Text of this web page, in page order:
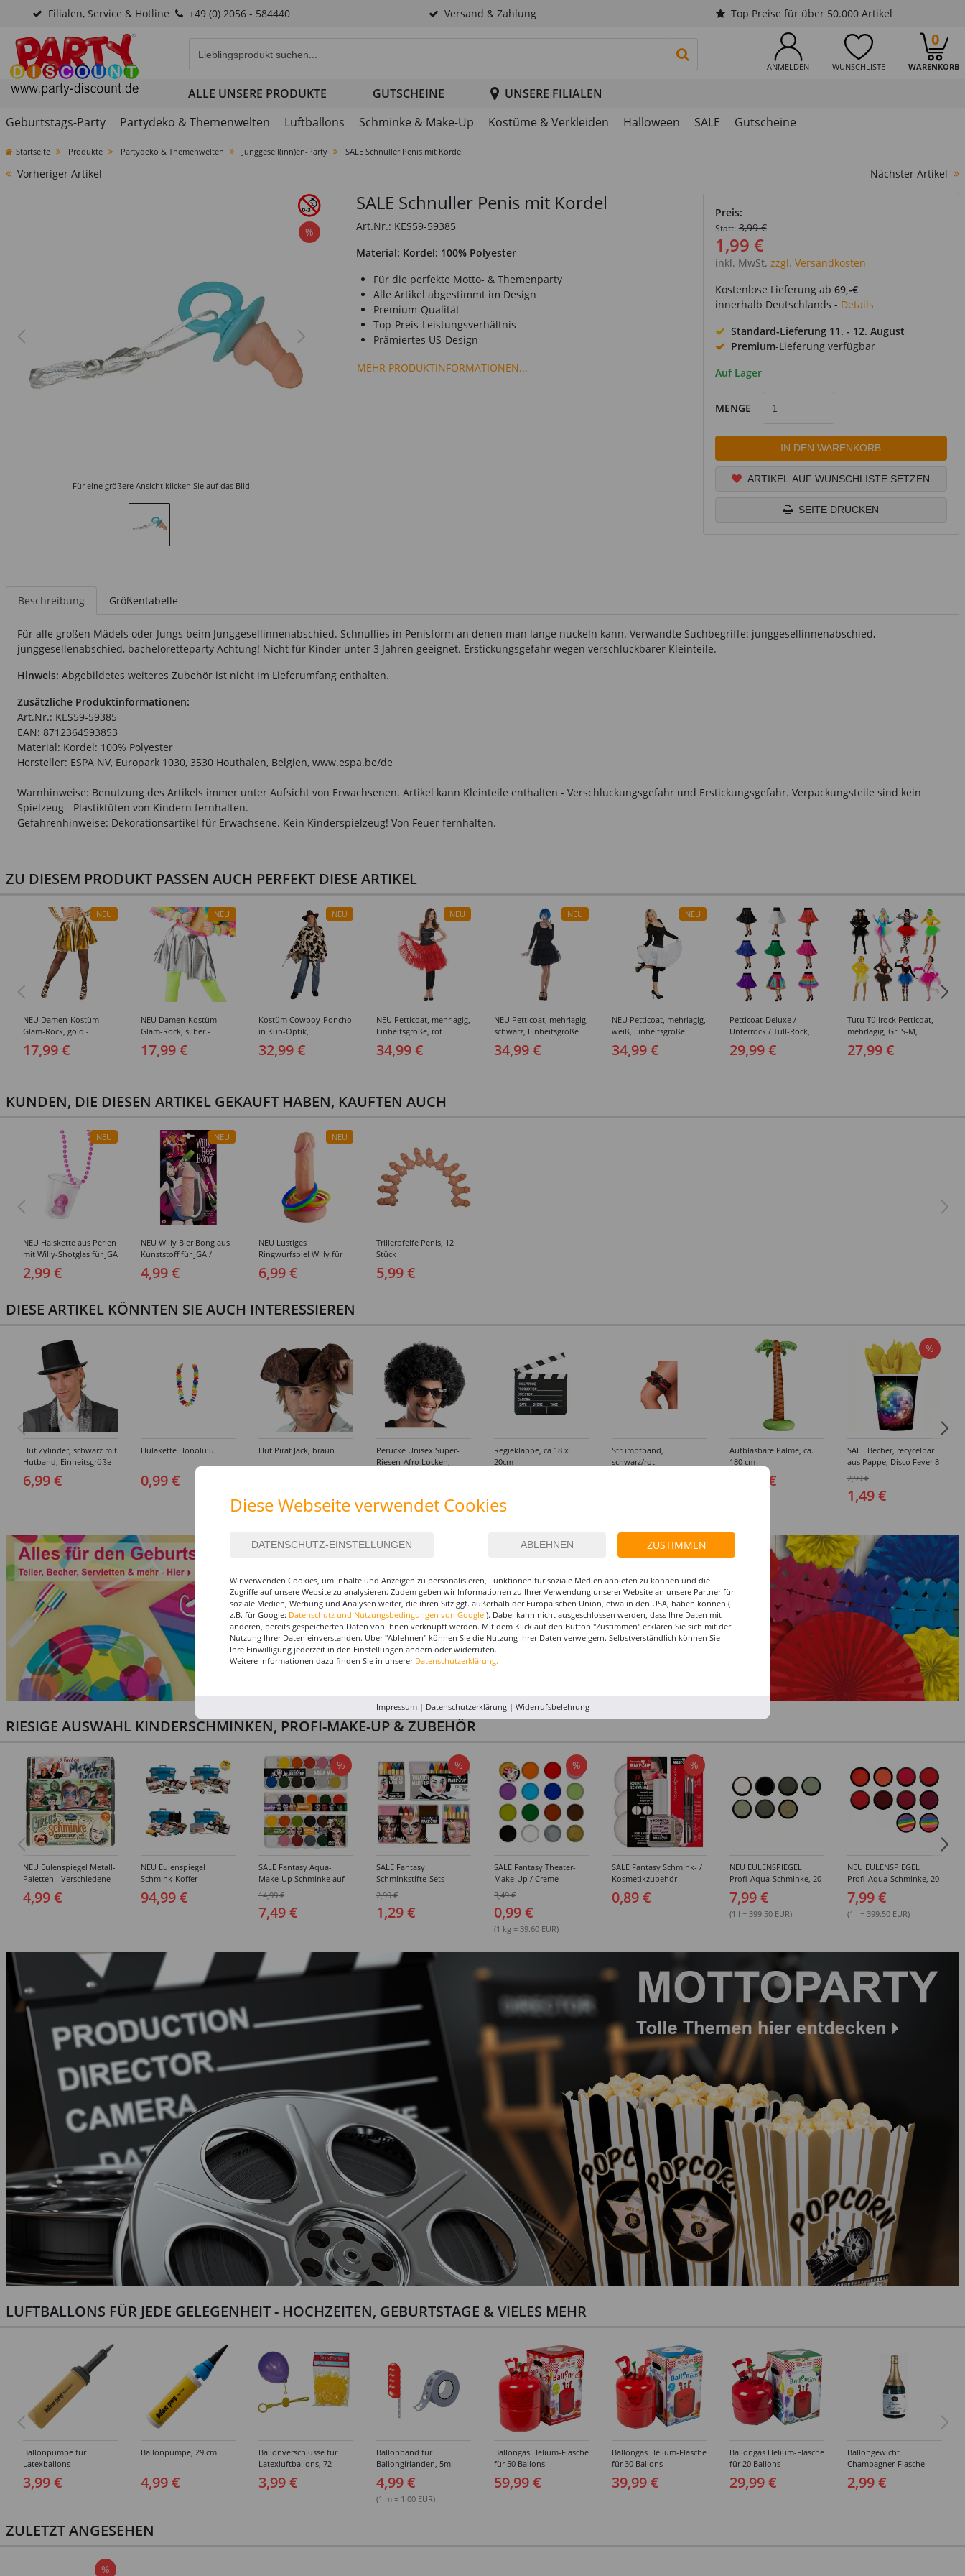
Filialen, Service & Hotline +49 (0) 2056 - 584440 Versand & Zahlung Top Preise für über 50.000 Artikel
ANMELDEN WUNSCHLISTE WARENKORB
0
PRODUKTSUCHE STARTEN
ALLE UNSERE PRODUKTE GUTSCHEINE
UNSERE FILIALEN
Geburtstags-Party
Partydeko & Themenwelten Luftballons Schminke & Make-Up Kostüme & Verkleiden Halloween SALE Gutscheine
Startseite Produkte Partydeko & Themenwelten Junggesell(inn)en-Party SALE Schnuller Penis mit Kordel
Vorheriger Artikel Nächster Artikel
%
Für eine größere Ansicht klicken Sie auf das Bild
SALE Schnuller Penis mit Kordel
Art.Nr.: KES59-59385
Material: Kordel: 100% Polyester
Für die perfekte Motto- & Themenparty
Alle Artikel abgestimmt im Design
Premium-Qualität
Top-Preis-Leistungsverhältnis
Prämiertes US-Design
MEHR PRODUKTINFORMATIONEN...
Preis:
Statt: 3,99 €
1,99 €
inkl. MwSt. zzgl. Versandkosten
Kostenlose Lieferung ab 69,-€
innerhalb Deutschlands - Details
Standard-Lieferung 11. - 12. August
Premium-Lieferung verfügbar
Auf Lager
MENGE
IN DEN WARENKORB
ARTIKEL AUF WUNSCHLISTE SETZEN
SEITE DRUCKEN
Beschreibung Größentabelle
Für alle großen Mädels oder Jungs beim Junggesellinnenabschied. Schnullies in Penisform an denen man lange nuckeln kann. Verwandte Suchbegriffe: junggesellinnenabschied,
junggesellenabschied, bacheloretteparty Achtung! Nicht für Kinder unter 3 Jahren geeignet. Erstickungsgefahr wegen verschluckbarer Kleinteile.
Hinweis: Abgebildetes weiteres Zubehör ist nicht im Lieferumfang enthalten.
Zusätzliche Produktinformationen:
Art.Nr.: KES59-59385
EAN: 8712364593853
Material: Kordel: 100% Polyester
Hersteller: ESPA NV, Europark 1030, 3530 Houthalen, Belgien, www.espa.be/de
Warnhinweise: Benutzung des Artikels immer unter Aufsicht von Erwachsenen. Artikel kann Kleinteile enthalten - Verschluckungsgefahr und Erstickungsgefahr. Verpackungsteile sind kein
Spielzeug - Plastiktüten von Kindern fernhalten.
Gefahrenhinweise: Dekorationsartikel für Erwachsene. Kein Kinderspielzeug! Von Feuer fernhalten.
ZU DIESEM PRODUKT PASSEN AUCH PERFEKT DIESE ARTIKEL
NEU
NEU Damen-Kostüm
Glam-Rock, gold -
verschiedene Größen (S-
XL)
17,99 €
NEU
NEU Damen-Kostüm
Glam-Rock, silber -
verschiedene Größen (S-
XL)
17,99 €
NEU
Kostüm Cowboy-Poncho
in Kuh-Optik,
Einheitsgröße
32,99 €
NEU
NEU Petticoat, mehrlagig,
Einheitsgröße, rot
34,99 €
NEU
NEU Petticoat, mehrlagig,
schwarz, Einheitsgröße
34,99 €
NEU
NEU Petticoat, mehrlagig,
weiß, Einheitsgröße
34,99 €
Petticoat-Deluxe /
Unterrock / Tüll-Rock,
mehrlagig, knielang -
Verschiedene Farben
29,99 €
Tutu Tüllrock Petticoat,
mehrlagig, Gr. S-M,
verschiedene Farben
27,99 €
KUNDEN, DIE DIESEN ARTIKEL GEKAUFT HABEN, KAUFTEN AUCH
NEU
NEU Halskette aus Perlen
mit Willy-Shotglas für JGA
/ Junggesellen-
gesellinnen-Abschied
2,99 €
NEU
NEU Willy Bier Bong aus
Kunststoff für JGA /
Junggesellen-gesellinnen-
Abschied
4,99 €
NEU
NEU Lustiges
Ringwurfspiel Willy für
JGA / Junggesellen-
gesellinnen-Abschied
6,99 €
Trillerpfeife Penis, 12
Stück
5,99 €
DIESE ARTIKEL KÖNNTEN SIE AUCH INTERESSIEREN
Hut Zylinder, schwarz mit
Hutband, Einheitsgröße
6,99 €
Hulakette Honolulu
0,99 €
Hut Pirat Jack, braun
Perücke Unisex Super-
Riesen-Afro Locken,
Regieklappe, ca 18 x
20cm
Strumpfband,
schwarz/rot
Aufblasbare Palme, ca.
180 cm
18,99 €
%
SALE Becher, recycelbar
aus Pappe, Disco Fever 8
Stk. 266 ml
2,99 €
1,49 €
RIESIGE AUSWAHL KINDERSCHMINKEN, PROFI-MAKE-UP & ZUBEHÖR
NEU Eulenspiegel Metall-
Paletten - Verschiedene
4,99 €
NEU Eulenspiegel
Schmink-Koffer -
Ausführungen
94,99 €
%
SALE Fantasy Aqua-
Make-Up Schminke auf
Paletten - Verschiedene
Ausführungen
14,99 €
7,49 €
%
SALE Fantasy
Schminkstifte-Sets -
Ausführungen
2,99 €
1,29 €
%
SALE Fantasy Theater-
Make-Up / Creme-
25g - Verschiedene
Karnevalsfarben
3,49 €
0,99 €
(1 kg = 39.60 EUR)
%
SALE Fantasy Schmink- /
Kosmetikzubehör -
0,89 €
NEU EULENSPIEGEL
Profi-Aqua-Schminke, 20
Grau-Töne -
Verschiedene Farben
7,99 €
(1 l = 399.50 EUR)
NEU EULENSPIEGEL
Profi-Aqua-Schminke, 20
Verschiedene Farben
7,99 €
(1 l = 399.50 EUR)
LUFTBALLONS FÜR JEDE GELEGENHEIT - HOCHZEITEN, GEBURTSTAGE & VIELES MEHR
Ballonpumpe für
Latexballons
3,99 €
Ballonpumpe, 29 cm
4,99 €
Ballonverschlüsse für
Latexluftballons, 72
Stück
3,99 €
Ballonband für
Ballongirlanden, 5m
Deko-Band aus PVC
4,99 €
(1 m = 1.00 EUR)
Ballongas Helium-Flasche
für 50 Ballons
59,99 €
Ballongas Helium-Flasche
für 30 Ballons
39,99 €
Ballongas Helium-Flasche
für 20 Ballons
29,99 €
Ballongewicht
Champagner-Flasche
2,99 €
ZULETZT ANGESEHEN
%
Diese Webseite verwendet Cookies
ZUSTIMMEN
Wir verwenden Cookies, um Inhalte und Anzeigen zu personalisieren, Funktionen für soziale Medien anbieten zu können und die
Zugriffe auf unsere Website zu analysieren. Zudem geben wir Informationen zu Ihrer Verwendung unserer Website an unsere Partner für
soziale Medien, Werbung und Analysen weiter, die ihren Sitz ggf. außerhalb der Europäischen Union, etwa in den USA, haben können (
z.B. für Google: Datenschutz und Nutzungsbedingungen von Google ). Dabei kann nicht ausgeschlossen werden, dass Ihre Daten mit
anderen, bereits gespeicherten Daten von Ihnen verknüpft werden. Mit dem Klick auf den Button "Zustimmen" erklären Sie sich mit der
Nutzung Ihrer Daten einverstanden. Über "Ablehnen" können Sie die Nutzung Ihrer Daten verweigern. Selbstverständlich können Sie
Ihre Einwilligung jederzeit in den Einstellungen ändern oder widerrufen.
Weitere Informationen dazu finden Sie in unserer Datenschutzerklärung.
Impressum| Datenschutzerklärung| Widerrufsbelehrung